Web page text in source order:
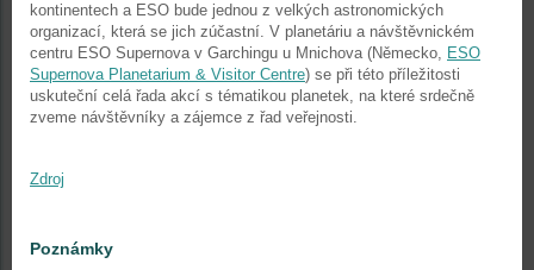
kontinentech a ESO bude jednou z velkých astronomických
organizací, která se jich zúčastní. V planetáriu a návštěvnickém
centru ESO Supernova v Garchingu u Mnichova (Německo, ESO
Supernova Planetarium & Visitor Centre) se při této příležitosti
uskuteční celá řada akcí s tématikou planetek, na které srdečně
zveme návštěvníky a zájemce z řad veřejnosti.
Zdroj
Poznámky